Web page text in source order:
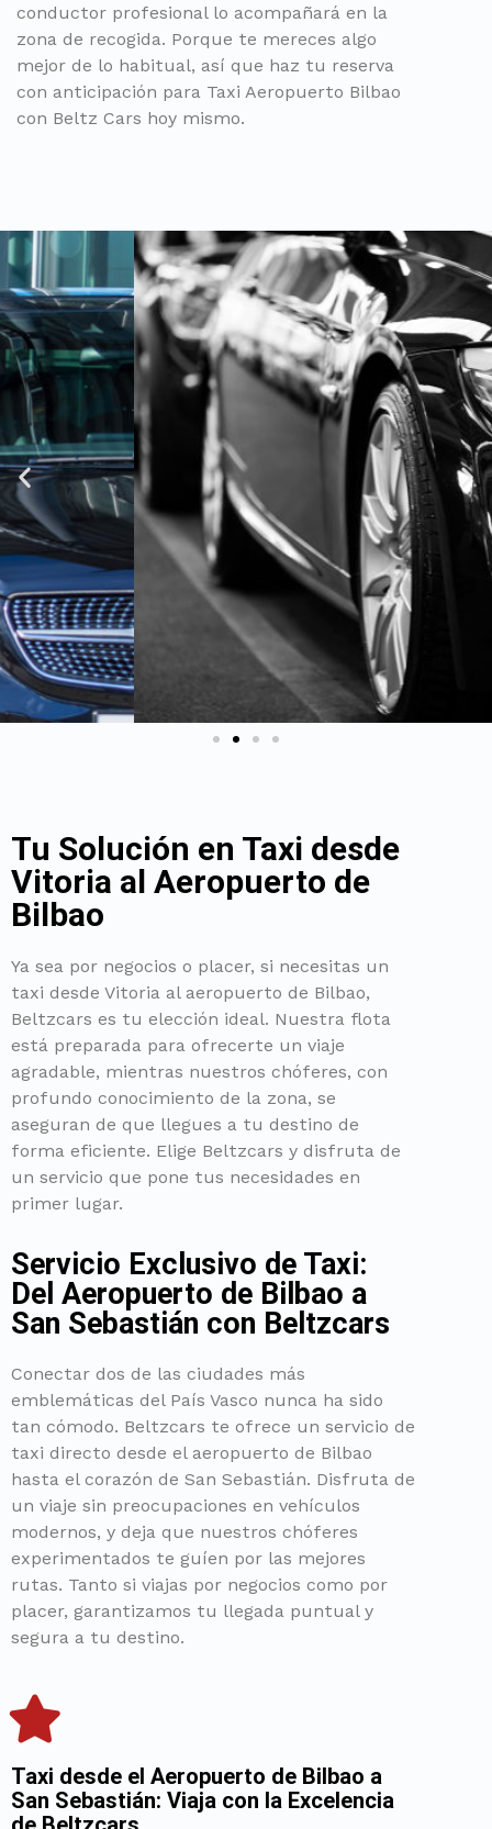
conductor profesional lo acompañará en la
zona de recogida. Porque te mereces algo
mejor de lo habitual, así que haz tu reserva
con anticipación para Taxi Aeropuerto Bilbao
Tu Solución en Taxi desde
Vitoria al Aeropuerto de
Bilbao
Ya sea por negocios o placer, si necesitas un
taxi desde Vitoria al aeropuerto de Bilbao,
Beltzcars es tu elección ideal. Nuestra flota
está preparada para ofrecerte un viaje
agradable, mientras nuestros chóferes, con
profundo conocimiento de la zona, se
aseguran de que llegues a tu destino de
forma eficiente. Elige Beltzcars y disfruta de
un servicio que pone tus necesidades en
primer lugar.
Servicio Exclusivo de Taxi:
Del Aeropuerto de Bilbao a
San Sebastián con Beltzcars
Conectar dos de las ciudades más
emblemáticas del País Vasco nunca ha sido
tan cómodo. Beltzcars te ofrece un servicio de
taxi directo desde el aeropuerto de Bilbao
hasta el corazón de San Sebastián. Disfruta de
un viaje sin preocupaciones en vehículos
modernos, y deja que nuestros chóferes
experimentados te guíen por las mejores
rutas. Tanto si viajas por negocios como por
placer, garantizamos tu llegada puntual y
segura a tu destino.
Taxi desde el Aeropuerto de Bilbao a
San Sebastián: Viaja con la Excelencia